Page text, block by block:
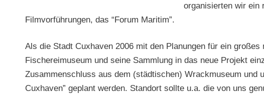
organisierten wir ein
Filmvorführungen, das “Forum Maritim”.
Als die Stadt Cuxhaven 2006 mit den Planungen für ein
Fischereimuseum und seine Sammlung in das neue Projekt
Zusammenschluss aus dem (städtischen) Wrackmuseum und
Cuxhaven” geplant werden. Standort sollte u.a. die von uns